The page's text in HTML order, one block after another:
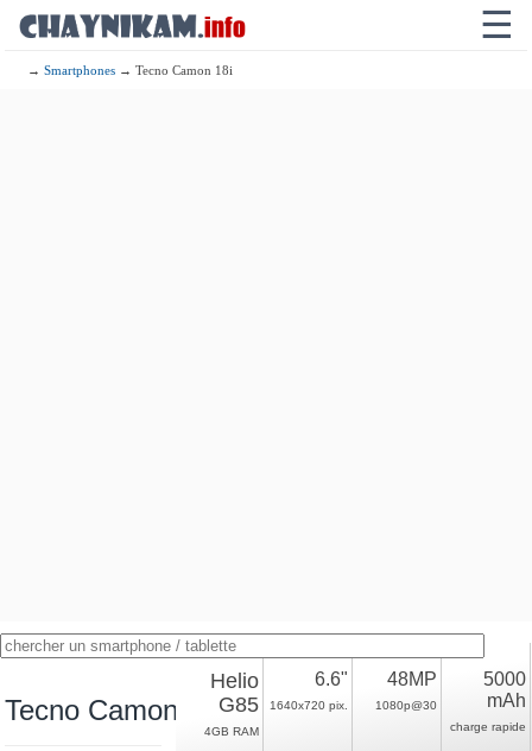
☰
→Smartphones → Tecno Camon 18i
Tecno Camon 18i
Helio
G85
4GB RAM
6.6"
1640x720 pix.
48MP
1080p@30
5000
mAh
charge rapide